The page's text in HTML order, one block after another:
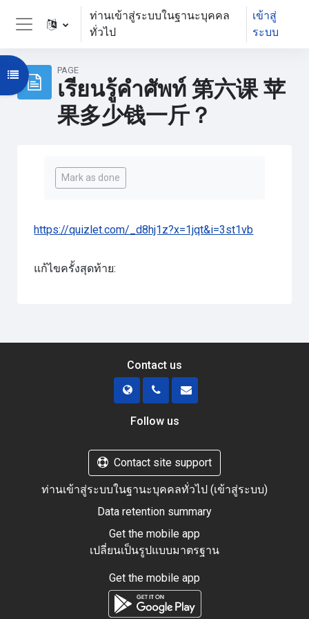
ข้ามไปที่เนื้อหาหลัก
Side panel
ท่านเข้าสู่ระบบในฐานะบุคคล
ทั่วไป
เข้าสู่
ระบบ
PAGE
เรียนรู้คำศัพท์ 第六课 苹
果多少钱一斤？
Open course index
Mark as done
https://quizlet.com/_d8hj1z?x=1jqt&i=3st1vb
แก้ไขครั้งสุดท้าย:
Contact us
Follow us
Contact site support
ท่านเข้าสู่ระบบในฐานะบุคคลทั่วไป (เข้าสู่ระบบ)
Data retention summary
Get the mobile app
เปลี่ยนเป็นรูปแบบมาตรฐาน
Get the mobile app